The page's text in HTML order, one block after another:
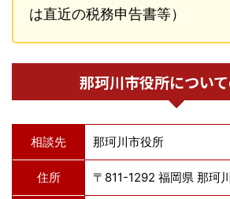
は直近の税務申告書等）
那珂川市役所につい
相談先 那珂川市役所
住所 〒811-1292 福岡県 那珂